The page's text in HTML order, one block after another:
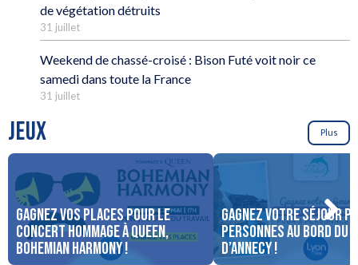
de végétation détruits
31 juillet
Weekend de chassé-croisé : Bison Futé voit noir ce
samedi dans toute la France
31 juillet
JEUX Plus
Gagnez vos places pour le
concert Hommage à Queen,
Bohemian Harmony !
Gagnez votre séjour
personnes au bord du
d’Annecy !